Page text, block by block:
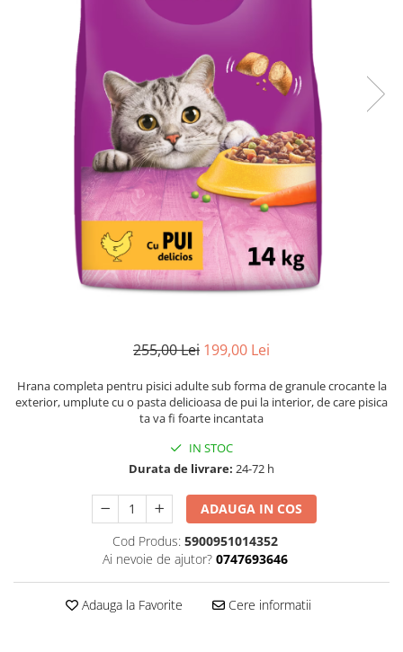
255,00 Lei 199,00 Lei
Hrana completa pentru pisici adulte sub forma de granule crocante la
exterior, umplute cu o pasta delicioasa de pui la interior, de care pisica
ta va fi foarte incantata
IN STOC
Durata de livrare: 24-72 h
ADAUGA IN COS
Cod Produs: 5900951014352
Ai nevoie de ajutor? 0747693646
Adauga la Favorite Cere informatii